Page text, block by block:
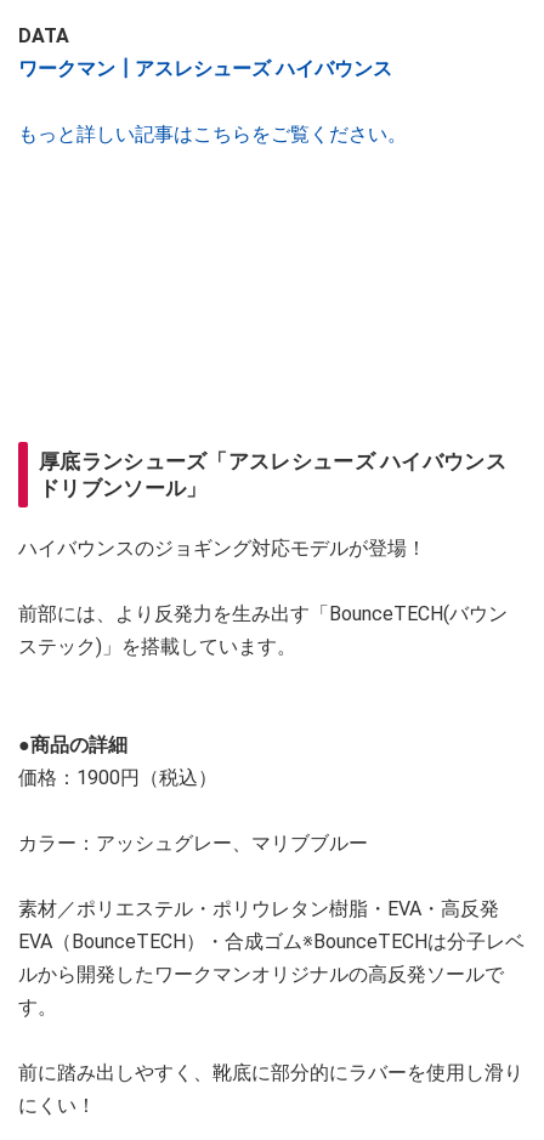
DATA
ワークマン┃アスレシューズ ハイバウンス
もっと詳しい記事はこちらをご覧ください。
厚底ランシューズ「アスレシューズ ハイバウンス
ドリブンソール」
ハイバウンスのジョギング対応モデルが登場！
前部には、より反発力を生み出す「BounceTECH(バウン
ステック)」を搭載しています。
●商品の詳細
価格：1900円（税込）
カラー：アッシュグレー、マリブブルー
素材／ポリエステル・ポリウレタン樹脂・EVA・高反発
EVA（BounceTECH）・合成ゴム※BounceTECHは分子レベ
ルから開発したワークマンオリジナルの高反発ソールで
す。
前に踏み出しやすく、靴底に部分的にラバーを使用し滑り
にくい！